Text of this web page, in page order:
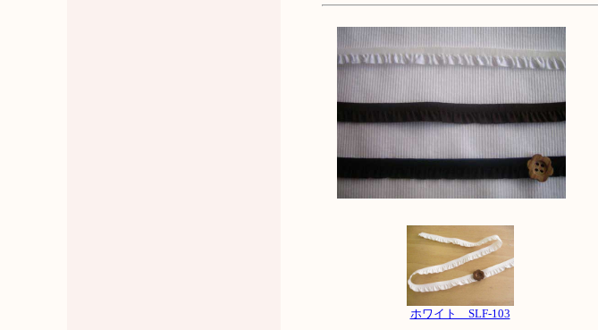
ホワイト SLF-103